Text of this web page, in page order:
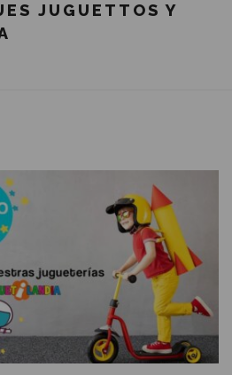
JUGUETTOS Y